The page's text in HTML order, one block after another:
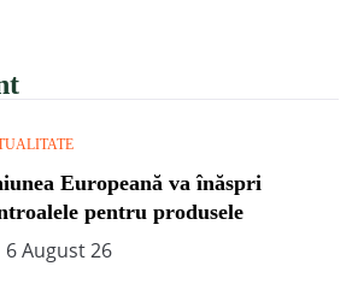
Europeană va înăspri
pentru produsele
6 August 26